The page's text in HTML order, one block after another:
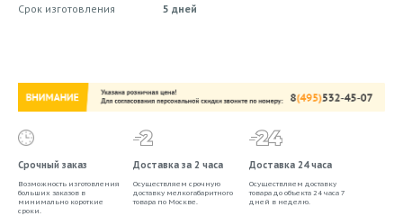
Срок изготовления
5 дней
Срочный заказ
Возможность изготовления
больших заказов в
минимально короткие
сроки.
Доставка за 2 часа
Осуществляем срочную
доставку мелкогабаритного
товара по Москве.
Доставка 24 часа
Осуществляем доставку
товара до объекта 24 часа 7
дней в неделю.